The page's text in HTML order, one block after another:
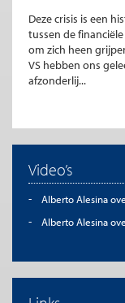
Deze crisis is een
tussen de
om zich heen
VS hebben ons
afzonderlij...
Video’s
Alberto Alesina
Alberto Alesina